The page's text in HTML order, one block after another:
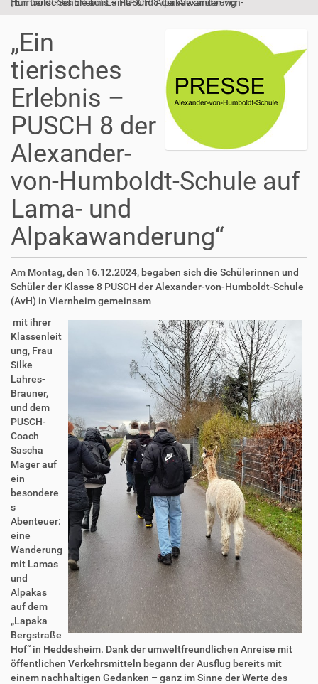
„Ein
tierisches
Erlebnis –
PUSCH 8 der
Alexander-
von-Humboldt-Schule auf
Lama- und
Alpakawanderung“
Am Montag, den 16.12.2024, begaben sich die Schülerinnen und
Schüler der Klasse 8 PUSCH der Alexander-von-Humboldt-Schule
(AvH) in Viernheim gemeinsam
mit ihrer
Klassenleit
ung, Frau
Silke
Lahres-
Brauner,
und dem
PUSCH-
Coach
Sascha
Mager auf
ein
besondere
s
Abenteuer:
eine
Wanderung
mit Lamas
und
Alpakas
auf dem
„Lapaka
Bergstraße
Hof“ in Heddesheim. Dank der umweltfreundlichen Anreise mit
öffentlichen Verkehrsmitteln begann der Ausflug bereits mit
einem nachhaltigen Gedanken – ganz im Sinne der Werte des